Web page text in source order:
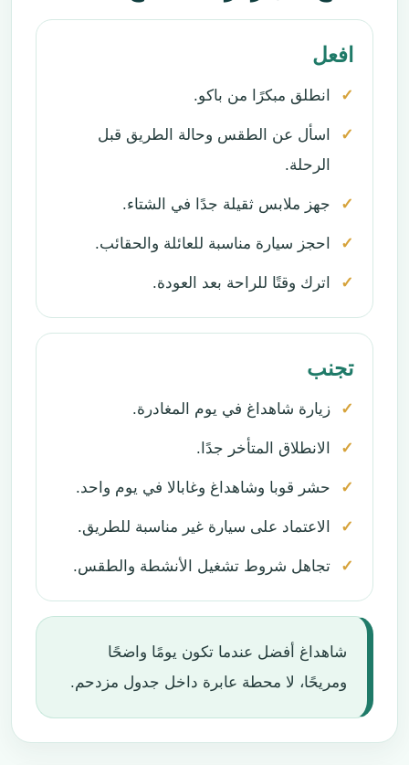
افعل
انطلق مبكرًا من باكو.
اسأل عن الطقس وحالة الطريق قبل
الرحلة.
جهز ملابس ثقيلة جدًا في الشتاء.
احجز سيارة مناسبة للعائلة والحقائب.
اترك وقتًا للراحة بعد العودة.
تجنب
زيارة شاهداغ في يوم المغادرة.
الانطلاق المتأخر جدًا.
حشر قوبا وشاهداغ وغابالا في يوم واحد.
الاعتماد على سيارة غير مناسبة للطريق.
تجاهل شروط تشغيل الأنشطة والطقس.
شاهداغ أفضل عندما تكون يومًا واضحًا
ومريحًا، لا محطة عابرة داخل جدول مزدحم.